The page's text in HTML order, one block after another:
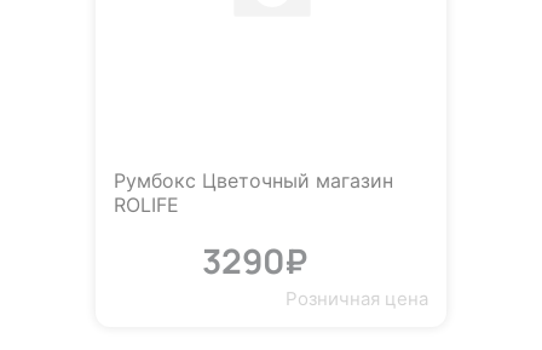
Румбокс Цветочный магазин
ROLIFE
3290₽
Розничная цена